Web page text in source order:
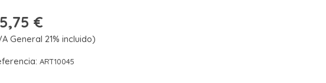
€
General 21% incluido)
ART10045